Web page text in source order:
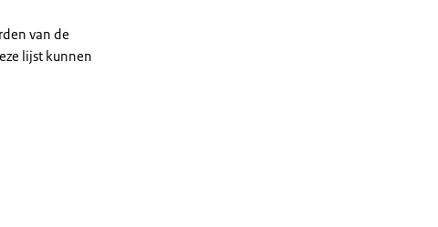
van de
lijst kunnen